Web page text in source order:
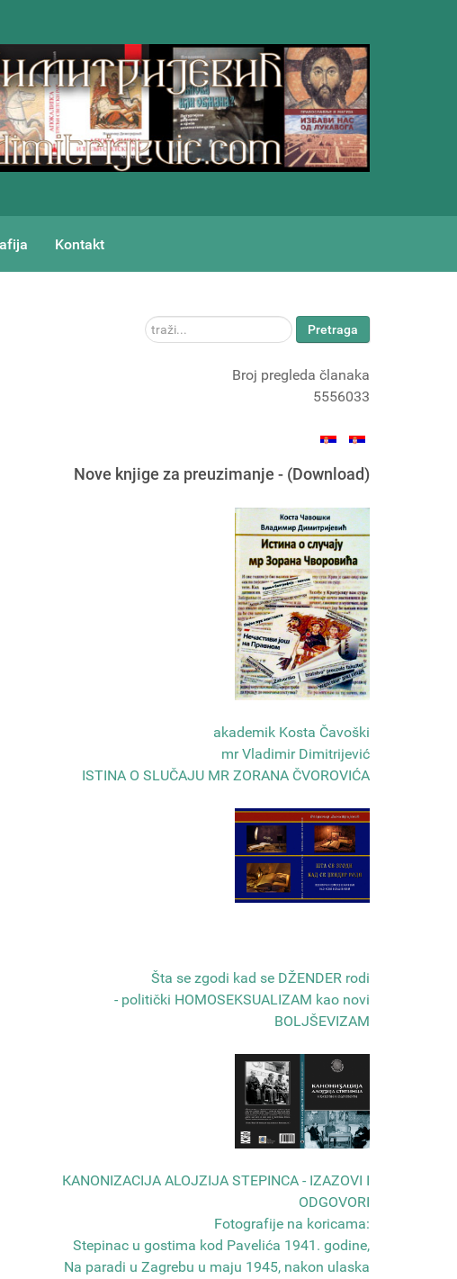
Kontakt
traži... Pretraga
Broj pregleda članaka
5556033
Nove knjige za preuzimanje - (Download)
akademik Kosta Čavoški
mr Vladimir Dimitrijević
ISTINA O SLUČAJU MR ZORANA ČVOROVIĆA
Šta se zgodi kad se DŽENDER rodi
- politički HOMOSEKSUALIZAM kao novi
BOLJŠEVIZAM
КANONIZACIJA ALOJZIJA STEPINCA - IZAZOVI I
ODGOVORI
Fotografije na koricama:
Stepinac u gostima kod Pavelića 1941. godine,
Na paradi u Zagrebu u maju 1945, nakon ulaska